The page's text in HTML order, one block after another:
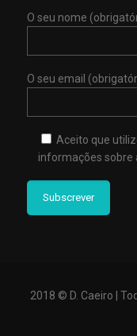
O seu nome
O seu email
Aceito que
informações sobre
2018 © D. Caeiro |